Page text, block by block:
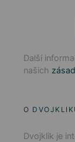
Další
našich
O
Dvojklik je